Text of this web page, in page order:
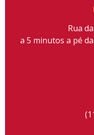
Rua
a 5 minutos a pé
conteúdo, melhorar o
segurança à sua